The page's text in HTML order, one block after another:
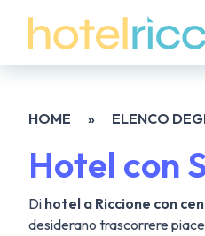
HOME » ELENCO
Hotel con
Di hotel a Riccione con
desiderano trascorrere